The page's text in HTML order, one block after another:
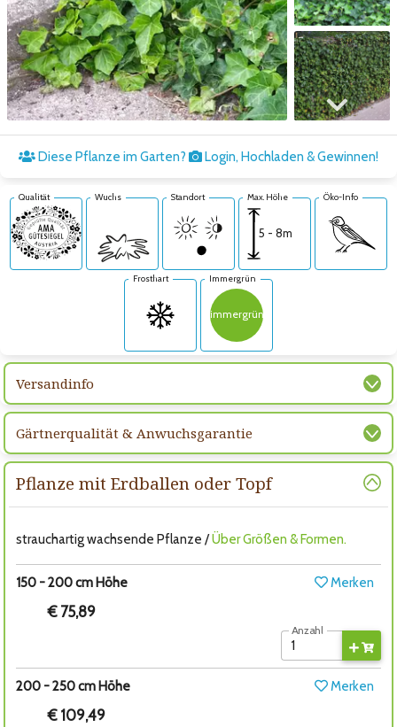
Zum nächsten Bild
Diese Pflanze im Garten? Login, Hochladen & Gewinnen!
Qualität Wuchs Standort Max. Höhe
5 - 8m
Öko-Info
Frosthart Immergrün
immergrün
Versandinfo
Gärtnerqualität & Anwuchsgarantie
Pflanze mit Erdballen oder Topf
strauchartig wachsende Pflanze /Über Größen & Formen.
150 - 200 cm Höhe Merken
€ 75,89
Anzahl
200 - 250 cm Höhe Merken
€ 109,49